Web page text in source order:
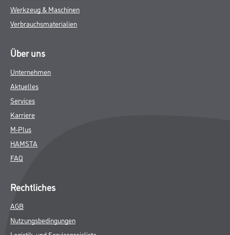
Werkzeug & Maschinen
Verbrauchsmaterialien
Über uns
Unternehmen
Aktuelles
Services
Karriere
M-Plus
HAMSTA
FAQ
Rechtliches
AGB
Nutzungsbedingungen